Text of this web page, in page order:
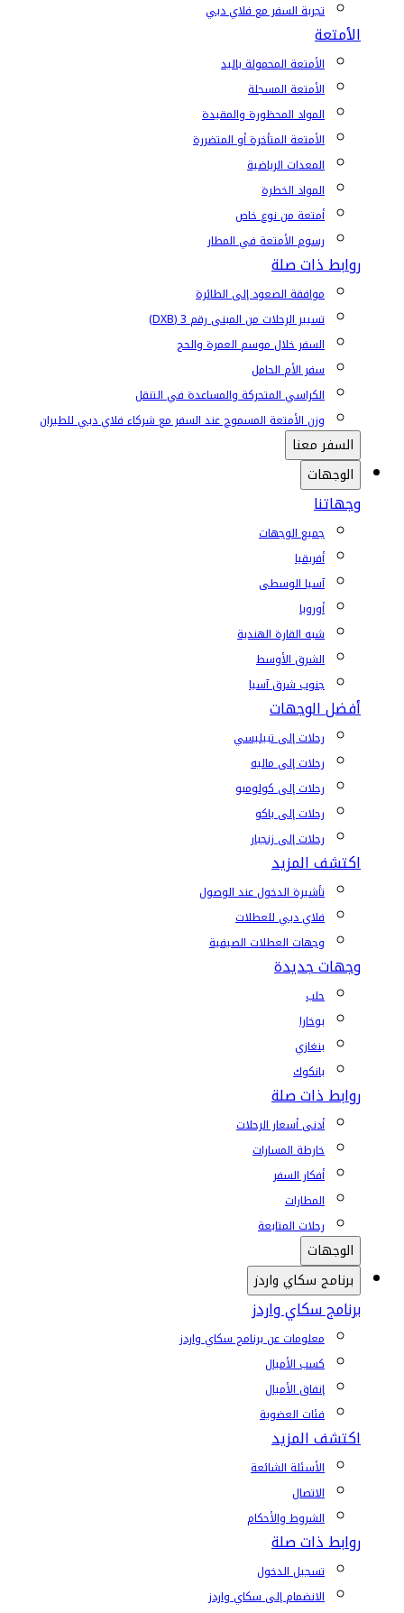
تجربة السفر مع فلاي دبي
الأمتعة
الأمتعة المحمولة باليد
الأمتعة المسجلة
المواد المحظورة والمقيدة
الأمتعة المتأخرة أو المتضررة
المعدات الرياضية
المواد الخطرة
أمتعة من نوع خاص
رسوم الأمتعة في المطار
روابط ذات صلة
موافقة الصعود إلى الطائرة
تسيير الرحلات من المبنى رقم 3 (DXB)
السفر خلال موسم العمرة والحج
سفر الأم الحامل
الكراسي المتحركة والمساعدة في التنقل
وزن الأمتعة المسموح عند السفر مع شركاء فلاي دبي للطيران
السفر معنا
الوجهات
وجهاتنا
جميع الوجهات
أفريقيا
آسيا الوسطى
أوروبا
شبه القارة الهندية
الشرق الأوسط
جنوب شرق آسيا
أفضل الوجهات
رحلات إلى تبيليسي
رحلات إلى ماليه
رحلات إلى كولومبو
رحلات إلى باكو
رحلات إلى زنجبار
اكتشف المزيد
تأشيرة الدخول عند الوصول
فلاي دبي للعطلات
وجهات العطلات الصيفية
وجهات جديدة
حلب
بوخارا
بنغازي
بانكوك
روابط ذات صلة
أدنى أسعار الرحلات
خارطة المسارات
أفكار السفر
المطارات
رحلات المتابعة
الوجهات
برنامج سكاي واردز
برنامج سكاي واردز
معلومات عن برنامج سكاي واردز
كسب الأميال
إنفاق الأميال
فئات العضوية
اكتشف المزيد
الأسئلة الشائعة
الاتصال
الشروط والأحكام
روابط ذات صلة
تسجيل الدخول
الانضمام إلى سكاي واردز